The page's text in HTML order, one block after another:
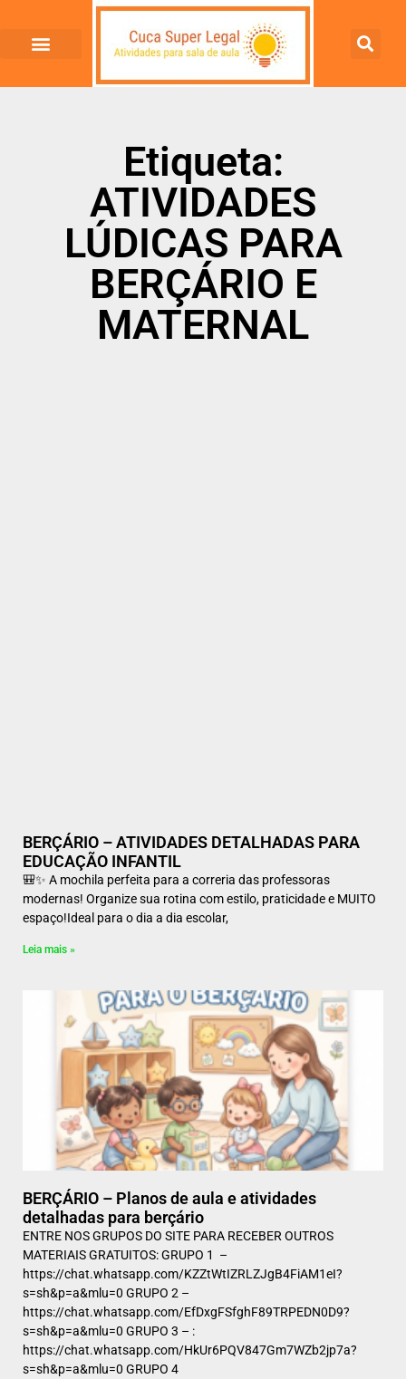
Etiqueta:
ATIVIDADES
LÚDICAS PARA
BERÇÁRIO E
MATERNAL
BERÇÁRIO – ATIVIDADES DETALHADAS PARA
EDUCAÇÃO INFANTIL
🎒✨ A mochila perfeita para a correria das professoras
modernas! Organize sua rotina com estilo, praticidade e MUITO
espaço!Ideal para o dia a dia escolar,
Leia mais »
BERÇÁRIO – Planos de aula e atividades
detalhadas para berçário
ENTRE NOS GRUPOS DO SITE PARA RECEBER OUTROS
MATERIAIS GRATUITOS: GRUPO 1 –
https://chat.whatsapp.com/KZZtWtIZRLZJgB4FiAM1eI?
s=sh&p=a&mlu=0 GRUPO 2 –
https://chat.whatsapp.com/EfDxgFSfghF89TRPEDN0D9?
s=sh&p=a&mlu=0 GRUPO 3 – :
https://chat.whatsapp.com/HkUr6PQV847Gm7WZb2jp7a?
s=sh&p=a&mlu=0 GRUPO 4